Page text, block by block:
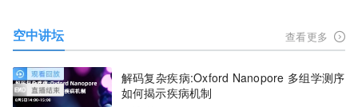
空中讲坛 查看更多
解码复杂疾病:Oxford Nanopore 多组学测序
如何揭示疾病机制